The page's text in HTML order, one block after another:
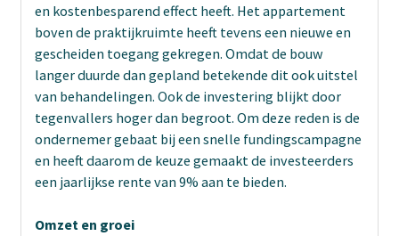
en kostenbesparend effect heeft. Het appartement
boven de praktijkruimte heeft tevens een nieuwe en
gescheiden toegang gekregen. Omdat de bouw
langer duurde dan gepland betekende dit ook uitstel
van behandelingen. Ook de investering blijkt door
tegenvallers hoger dan begroot. Om deze reden is de
ondernemer gebaat bij een snelle fundingscampagne
en heeft daarom de keuze gemaakt de investeerders
een jaarlijkse rente van 9% aan te bieden.
Omzet en groei